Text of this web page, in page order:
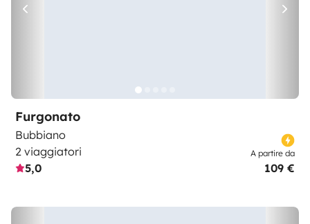
Furgonato
Bubbiano
2 viaggiatori
5,0
A partire da
109 €